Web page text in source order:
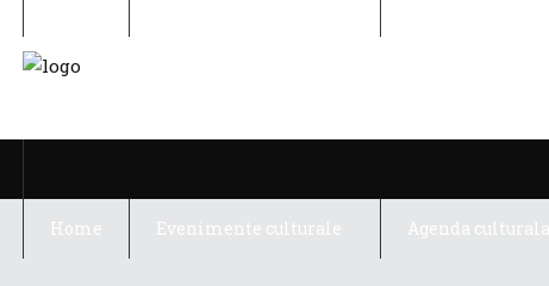
Home Evenimente culturale Agenda culturala